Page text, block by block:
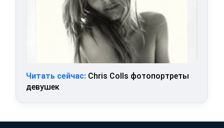
Читать сейчас: Chris Colls фотопортреты
девушек